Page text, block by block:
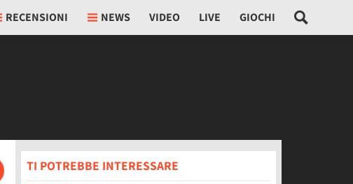
RECENSIONI NEWS VIDEO LIVE GIOCHI
TI POTREBBE INTERESSARE